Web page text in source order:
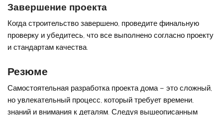
Завершение проекта
Когда строительство завершено, проведите финальную
проверку и убедитесь, что все выполнено согласно проекту
и стандартам качества.
Резюме
Самостоятельная разработка проекта дома – это сложный,
но увлекательный процесс, который требует времени,
знаний и внимания к деталям. Следуя вышеописанным